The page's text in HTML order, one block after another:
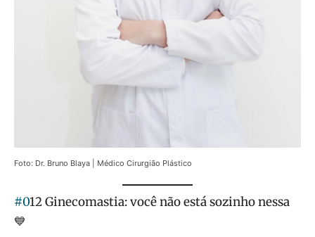
Foto: Dr. Bruno Blaya | Médico Cirurgião Plástico
#012 Ginecomastia: você não está sozinho nessa
💙